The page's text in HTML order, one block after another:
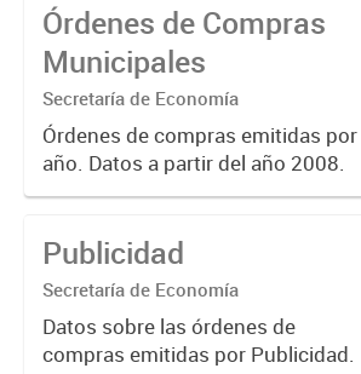
dinero que se compromete, luego
de emitido un contrato / orden de...
Órdenes de Compras
Municipales
Secretaría de Economía
Órdenes de compras emitidas por
año. Datos a partir del año 2008.
Publicidad
Secretaría de Economía
Datos sobre las órdenes de
compras emitidas por Publicidad.